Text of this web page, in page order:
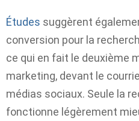
Études suggèrent
conversion pour la
ce qui en fait le deuxième
marketing, devant le
médias sociaux. Seule la
fonctionne légèrement